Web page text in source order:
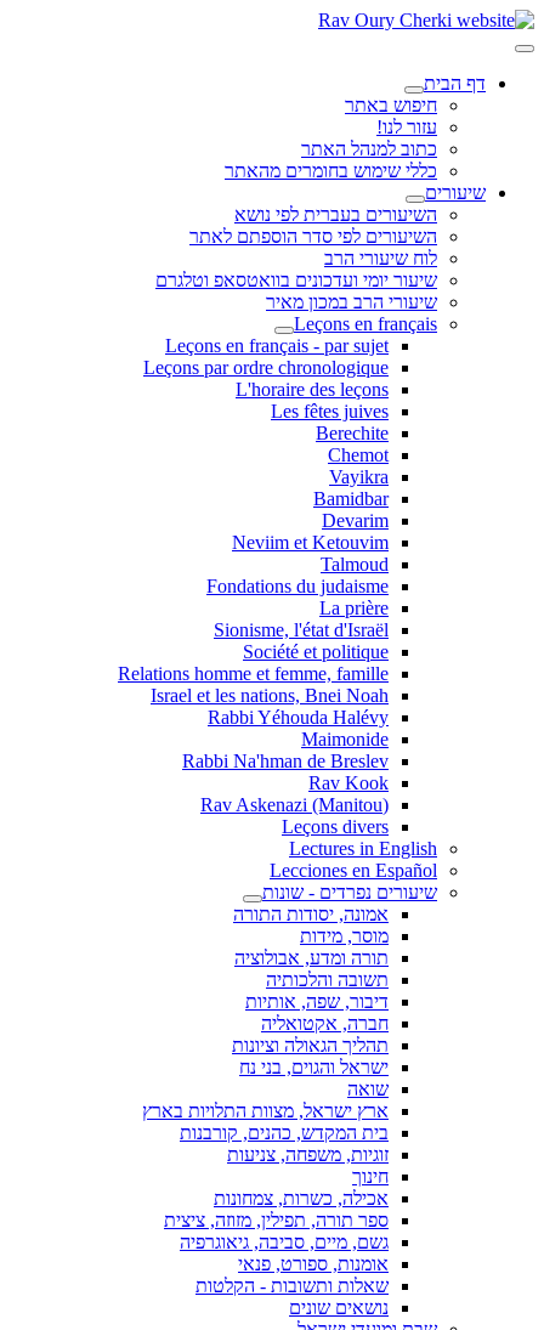
דף הבית
חיפוש באתר
עזור לנו!
כתוב למנהל האתר
כללי שימוש בחומרים מהאתר
שיעורים
השיעורים בעברית לפי נושא
השיעורים לפי סדר הוספתם לאתר
לוח שיעורי הרב
שיעור יומי ועדכונים בוואטסאפ וטלגרם
שיעורי הרב במכון מאיר
Leçons en français
Leçons en français - par sujet
Leçons par ordre chronologique
L'horaire des leçons
Les fêtes juives
Berechite
Chemot
Vayikra
Bamidbar
Devarim
Neviim et Ketouvim
Talmoud
Fondations du judaisme
La prière
Sionisme, l'état d'Israël
Société et politique
Relations homme et femme, famille
Israel et les nations, Bnei Noah
Rabbi Yéhouda Halévy
Maimonide
Rabbi Na'hman de Breslev
Rav Kook
(Rav Askenazi (Manitou
Leçons divers
Lectures in English
Lecciones en Español
שיעורים נפרדים - שונות
אמונה, יסודות התורה
מוסר, מידות
תורה ומדע, אבולוציה
תשובה והלכותיה
דיבור, שפה, אותיות
חברה, אקטואליה
תהליך הגאולה וציונות
ישראל והגוים, בני נח
שואה
ארץ ישראל, מצוות התלויות בארץ
בית המקדש, כהנים, קורבנות
זוגיות, משפחה, צניעות
חינוך
אכילה, כשרות, צמחונות
ספר תורה, תפילין, מזוזה, ציצית
גשם, מיים, סביבה, גיאוגרפיה
אומנות, ספורט, פנאי
שאלות ותשובות - הקלטות
נושאים שונים